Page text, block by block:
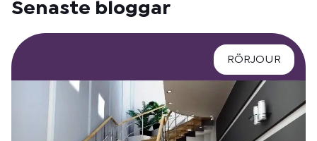
Senaste bloggar
RÖRJOUR